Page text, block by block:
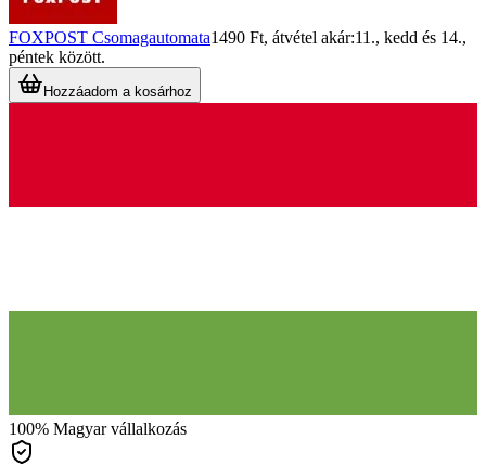
FOXPOST Csomagautomata1490 Ft, átvétel akár:11., kedd és 14.,
péntek között.
Hozzáadom a kosárhoz
100% Magyar vállalkozás